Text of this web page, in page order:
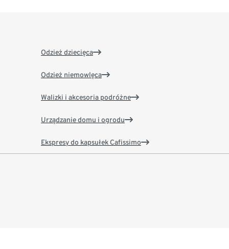
Odzież dziecięca
Odzież niemowlęca
Walizki i akcesoria podróżne
Urządzanie domu i ogrodu
Ekspresy do kapsułek Cafissimo